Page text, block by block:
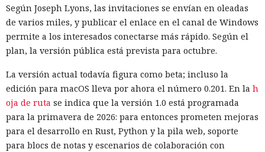
Según Joseph Lyons, las invitaciones se envían en oleadas
de varios miles, y publicar el enlace en el canal de Windows
permite a los interesados conectarse más rápido. Según el
plan, la versión pública está prevista para octubre.
La versión actual todavía figura como beta; incluso la
edición para macOS lleva por ahora el número 0.201. En la h
oja de ruta se indica que la versión 1.0 está programada
para la primavera de 2026: para entonces prometen mejoras
para el desarrollo en Rust, Python y la pila web, soporte
para blocs de notas y escenarios de colaboración con